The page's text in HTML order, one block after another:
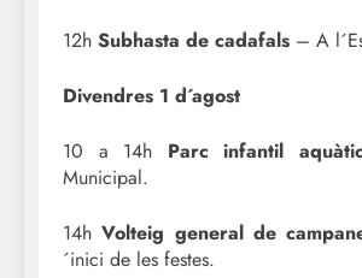
12h Subhasta de cadafals – A
Divendres 1 d´agost
10 a 14h Parc infantil aquàtic
Municipal.
14hVolteig general de
´inici de les festes.